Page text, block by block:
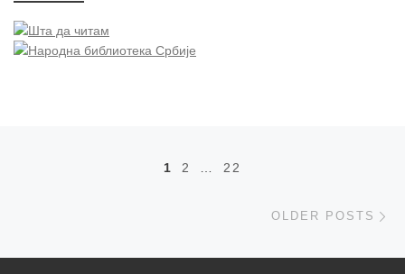
Posts navigation
1 2 22
OLDER POSTS